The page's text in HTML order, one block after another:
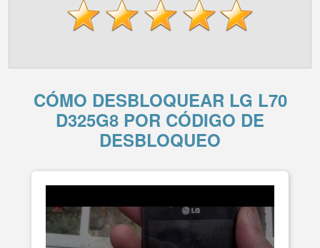
CÓMO DESBLOQUEAR LG L70
D325G8 POR CÓDIGO DE
DESBLOQUEO